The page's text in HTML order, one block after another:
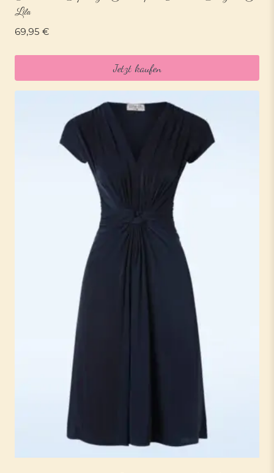
Lila
69,95 €
Jetzt kaufen